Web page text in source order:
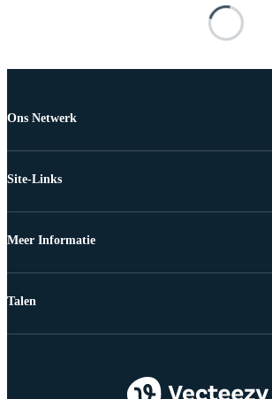
Ons Netwerk
Site-Links
Meer Informatie
Talen